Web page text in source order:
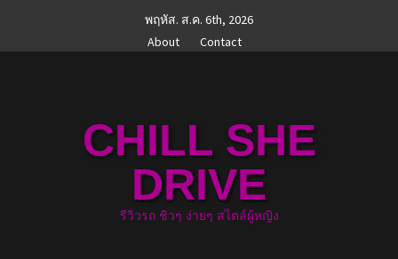
content
พฤหัส. ส.ค. 6th, 2026
About
Contact
CHILL SHE
DRIVE
รีวิวรถ ชิวๆ ง่ายๆ สไตล์ผู้หญิง